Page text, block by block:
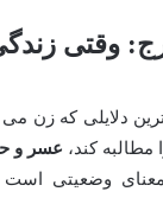
وقتی
دلایلی که زن می
مطالبه کند، عسر و
وضعیتی است